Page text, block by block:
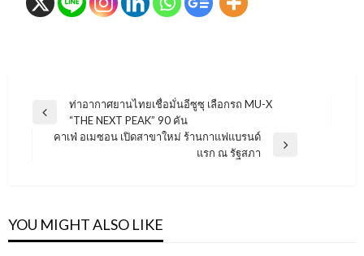
แนะแนว
เรื่อง
Previous
ท่าอากาศยานไทยเชื่อมั่นอีซูซุ เลือกรถ MU-X
“THE NEXT PEAK” 90 คัน
คาเฟ่ อเมซอน เปิดสาขาใหม่ ร้านกาแฟแบรนด์
แรก ณ รัฐสภา
YOU MIGHT ALSO LIKE